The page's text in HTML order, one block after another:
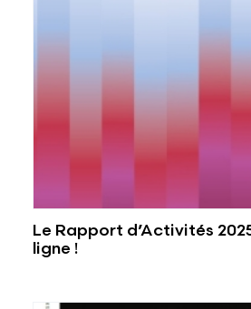
Le Rapport d’Activités
ligne !